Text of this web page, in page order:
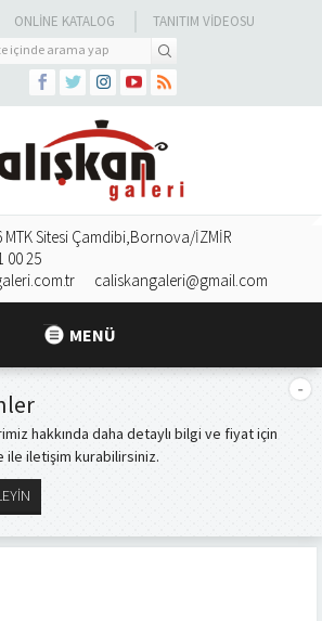
ONLINE KATALOG TANITIM VIDEOSU
MTK Sitesi Çamdibi,Bornova/İZMİR
00 25
caliskangaleri@gmail.com
MENÜ
hakkında daha detaylı bilgi ve fiyat için
ile iletişim kurabilirsiniz.